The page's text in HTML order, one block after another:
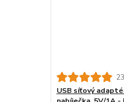
USB síťový